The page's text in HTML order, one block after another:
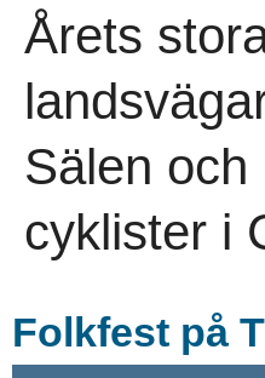
Årets
Sälen
cyklister i
Folkfest på